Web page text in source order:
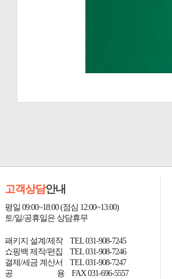
고객상담안내
평일 09:00~18:00 (점심 12:00~13:00)
토/일/공휴일은 상담휴무
패키지 설계/제작 TEL 031-908-7245
쇼핑백 제작/편집 TEL 031-908-7246
결제/세금 계산서 TEL 031-908-7247
공
용 FAX 031-696-5557